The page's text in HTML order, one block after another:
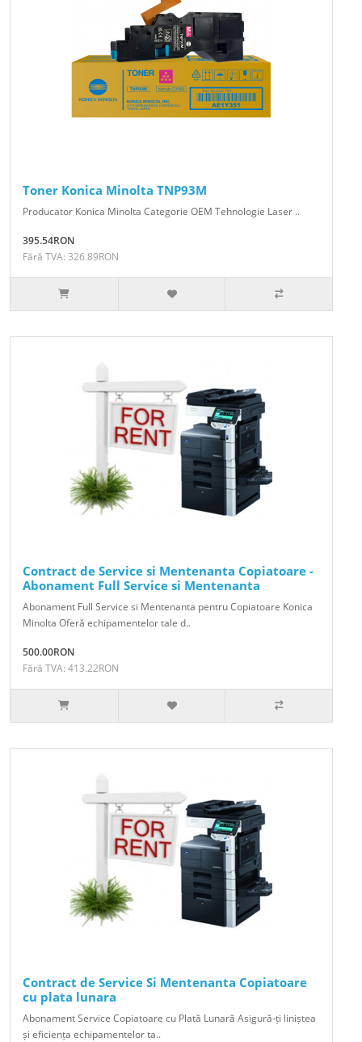
Toner Konica Minolta TNP93M
Producator Konica Minolta Categorie OEM Tehnologie Laser ..
395.54RON
Fără TVA: 326.89RON
Contract de Service si Mentenanta Copiatoare -
Abonament Full Service si Mentenanta
Abonament Full Service si Mentenanta pentru Copiatoare Konica
Minolta Oferă echipamentelor tale d..
500.00RON
Fără TVA: 413.22RON
Contract de Service Si Mentenanta Copiatoare
cu plata lunara
Abonament Service Copiatoare cu Plată Lunară Asigură-ți liniștea
și eficiența echipamentelor ta..